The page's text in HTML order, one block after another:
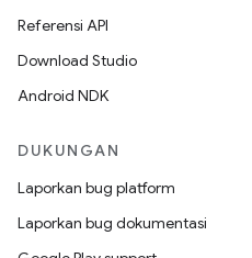
Referensi API
Download Studio
Android NDK
DUKUNGAN
Laporkan bug platform
Laporkan bug dokumentasi